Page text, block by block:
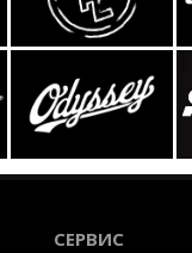
СЕРВИС